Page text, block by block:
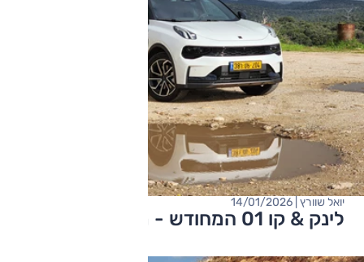
לינק & קו 01 המחודש - מבחן דרכים
יואל שוורץ | 14/01/2026